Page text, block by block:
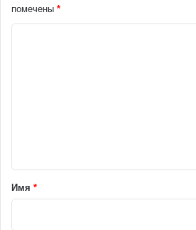
помечены *
а
р
Имя *